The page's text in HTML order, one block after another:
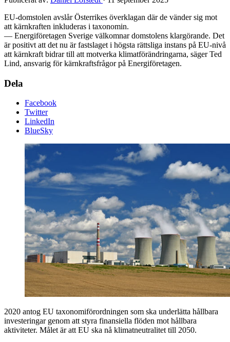
EU-domstolen avslår Österrikes överklagan där de vänder sig mot
att kärnkraften inkluderas i taxonomin.
— Energiföretagen Sverige välkomnar domstolens klargörande. Det
är positivt att det nu är fastslaget i högsta rättsliga instans på EU-nivå
att kärnkraft bidrar till att motverka klimatförändringarna, säger Ted
Lind, ansvarig för kärnkraftsfrågor på Energiföretagen.
Dela
Facebook
Twitter
LinkedIn
BlueSky
2020 antog EU taxonomiförordningen som ska underlätta hållbara
investeringar genom att styra finansiella flöden mot hållbara
aktiviteter. Målet är att EU ska nå klimatneutralitet till 2050.